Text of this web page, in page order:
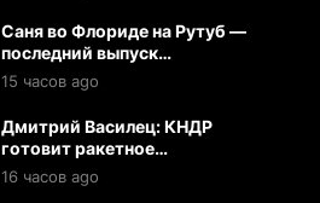
Саня во Флориде на Рутуб —
последний выпуск
(05.08.2026)
15 часов ago
Дмитрий Василец: КНДР
готовит ракетное
подразделение в РФ для
ударов по Украине и ЕС
16 часов ago